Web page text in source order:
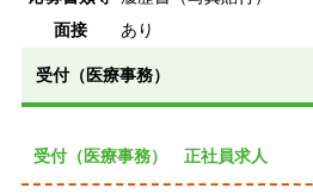
面接
あり
受付（医療事務）
受付（医療事務） 正社員求人